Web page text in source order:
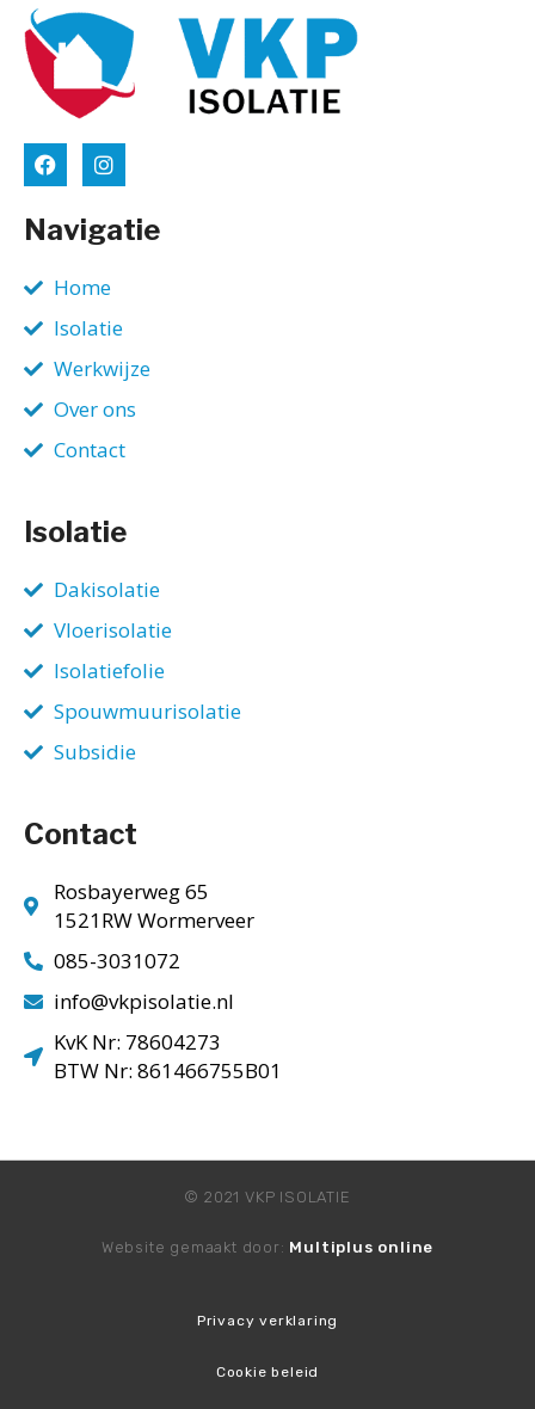
Navigatie
Home
Isolatie
Werkwijze
Over ons
Contact
Isolatie
Dakisolatie
Vloerisolatie
Isolatiefolie
Spouwmuurisolatie
Subsidie
Contact
Rosbayerweg 65
1521RW Wormerveer
085-3031072
info@vkpisolatie.nl
KvK Nr: 78604273
BTW Nr: 861466755B01
© 2021 VKP ISOLATIE
Website gemaakt door: Multiplus online
Privacy verklaring
Cookie beleid